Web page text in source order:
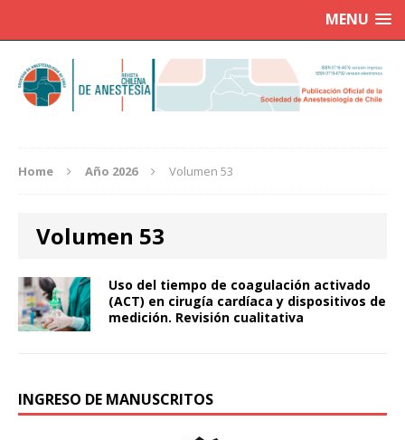
MENU
Home Año 2026 Volumen 53
Volumen 53
Uso del tiempo de coagulación activado
(ACT) en cirugía cardíaca y dispositivos de
medición. Revisión cualitativa
INGRESO DE MANUSCRITOS